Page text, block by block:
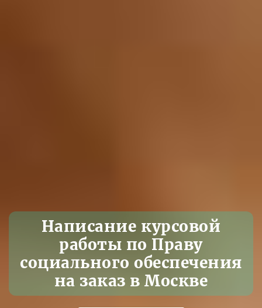
Написание курсовой
работы по Праву
социального обеспечения
на заказ в Москве